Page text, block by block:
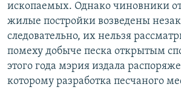
ископаемых. Однако чиновники
жилые постройки возведены
следовательно, их нельзя
помеху добыче песка открытым
этого года мэрия издала
которому разработка песчаного